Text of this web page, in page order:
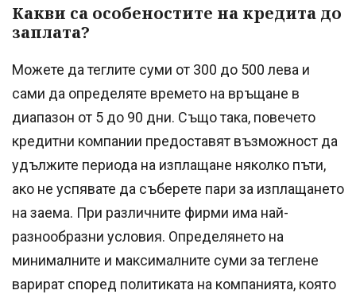
Какви са особеностите на кредита до
заплата?
Можете да теглите суми от 300 до 500 лева и
сами да определяте времето на връщане в
диапазон от 5 до 90 дни. Също така, повечето
кредитни компании предоставят възможност да
удължите периода на изплащане няколко пъти,
ако не успявате да съберете пари за изплащането
на заема. При различните фирми има най-
разнообразни условия. Определянето на
минималните и максималните суми за теглене
варират според политиката на компанията, която